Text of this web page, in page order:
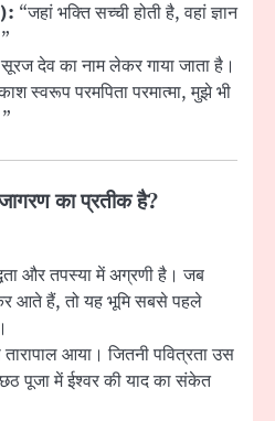
“जहां भक्ति सच्ची होती है, वहां ज्ञान
देव का नाम लेकर गाया जाता है।
स्वरूप परमपिता परमात्मा, मुझे भी
का प्रतीक है?
और तपस्या में अग्रणी है। जब
आते हैं, तो यह भूमि सबसे पहले
आया। जितनी पवित्रता उस
छठ पूजा में ईश्वर की याद का संकेत